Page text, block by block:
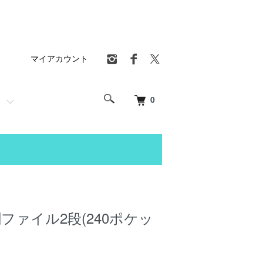
0
マイアカウント
ァイル2段(240ポケッ